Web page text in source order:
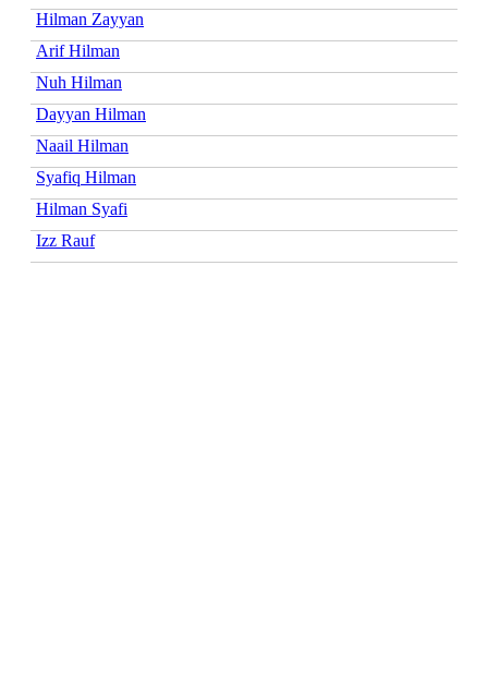
Hilman Zayyan
Arif Hilman
Nuh Hilman
Dayyan Hilman
Naail Hilman
Syafiq Hilman
Hilman Syafi
Izz Rauf